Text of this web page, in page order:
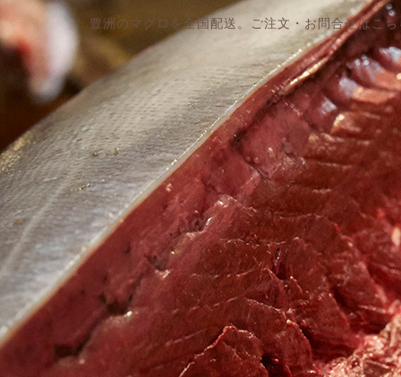
豊洲のマグロを全国配送。ご注文・お問合せはこち